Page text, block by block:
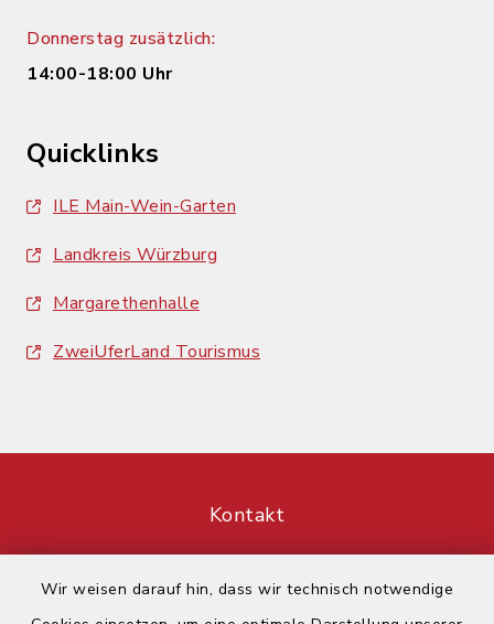
Wir weisen darauf hin, dass wir technisch notwendige
Donnerstag zusätzlich:
14:00-18:00 Uhr
Quicklinks
ILE Main-Wein-Garten
Landkreis Würzburg
Margarethenhalle
ZweiUferLand Tourismus
Kontakt